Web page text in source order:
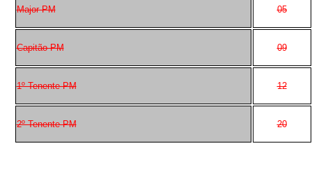
Major PM 05
Capitão PM 09
1º Tenente PM 12
2º Tenente PM 20